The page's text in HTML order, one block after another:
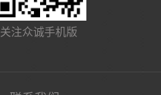
关注众诚手机版